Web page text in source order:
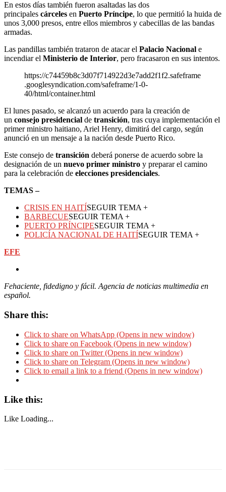
En estos días también fueron asaltadas las dos
principales cárceles en Puerto Príncipe, lo que permitió la huida de
unos 3,000 presos, entre ellos miembros y cabecillas de las bandas
armadas.
Las pandillas también trataron de atacar el Palacio Nacional e
incendiar el Ministerio de Interior, pero fracasaron en sus intentos.
https://c74459b8c3d07f714922d3e7add2f1f2.safeframe
.googlesyndication.com/safeframe/1-0-
40/html/container.html
El lunes pasado, se alcanzó un acuerdo para la creación de
un consejo presidencial de transición, tras cuya implementación el
primer ministro haitiano, Ariel Henry, dimitirá del cargo, según
anunció en un mensaje a la nación desde Puerto Rico.
Este consejo de transición deberá ponerse de acuerdo sobre la
designación de un nuevo primer ministro y preparar el camino
para la celebración de elecciones presidenciales.
TEMAS –
CRISIS EN HAITÍSEGUIR TEMA +
BARBECUESEGUIR TEMA +
PUERTO PRÍNCIPESEGUIR TEMA +
POLICÍA NACIONAL DE HAITÍSEGUIR TEMA +
EFE
Fehaciente, fidedigno y fácil. Agencia de noticias multimedia en
español.
Share this:
Click to share on WhatsApp (Opens in new window)
Click to share on Facebook (Opens in new window)
Click to share on Twitter (Opens in new window)
Click to share on Telegram (Opens in new window)
Click to email a link to a friend (Opens in new window)
Like this:
Like Loading...